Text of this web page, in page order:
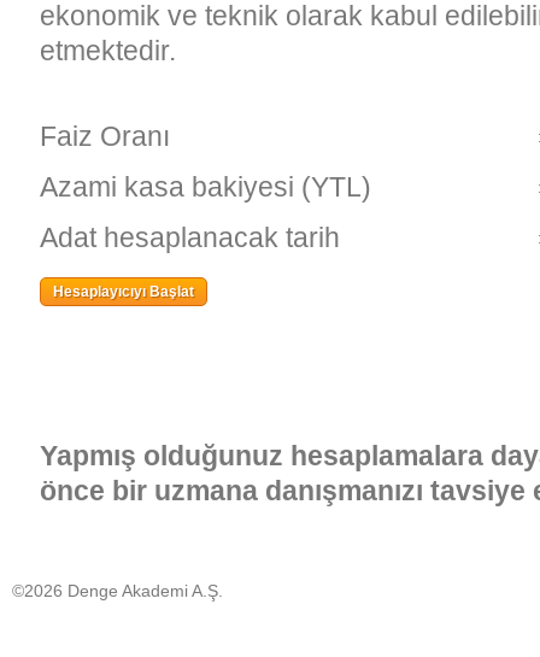
ekonomik ve teknik olarak kabul
etmektedir.
Faiz Oranı
Azami kasa bakiyesi (YTL)
Adat hesaplanacak tarih
Yapmış olduğunuz hesaplamalara
önce bir uzmana danışmanızı tavsiye
©2026 Denge Akademi A.Ş.